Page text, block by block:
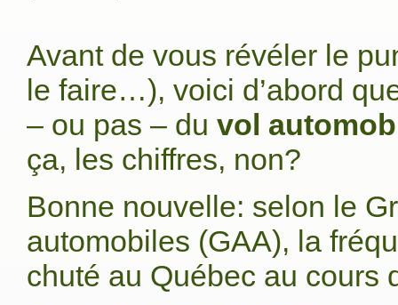
Avant de vous révéler le
le faire…), voici d’abord
– ou pas – du vol
ça, les chiffres, non?
Bonne nouvelle: selon le
automobiles (GAA), la
chuté au Québec au cours